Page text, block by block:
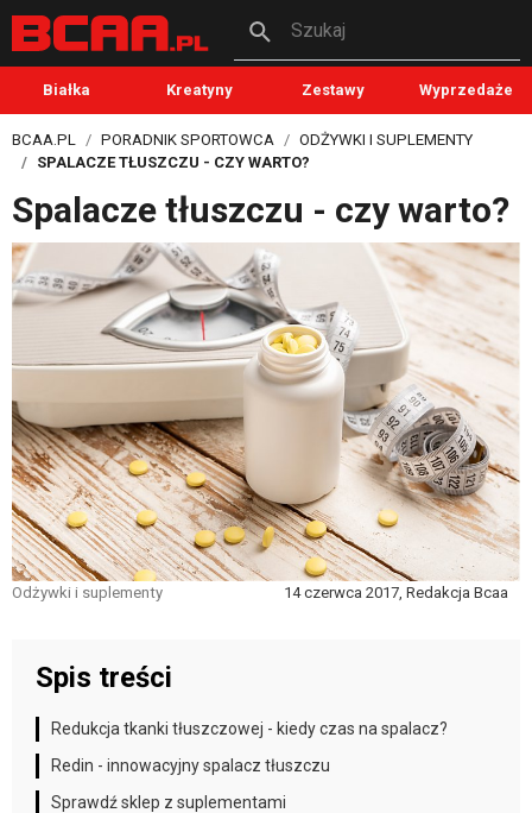
Szukaj
Białka Kreatyny Zestawy Wyprzedaże
BCAA.PL PORADNIK SPORTOWCA
ODŻYWKI I SUPLEMENTY
SPALACZE TŁUSZCZU - CZY WARTO?
Spalacze tłuszczu - czy warto?
Odżywki i suplementy 14 czerwca 2017, Redakcja Bcaa
Spis treści
Redukcja tkanki tłuszczowej - kiedy czas na spalacz?
Redin - innowacyjny spalacz tłuszczu
Sprawdź sklep z suplementami